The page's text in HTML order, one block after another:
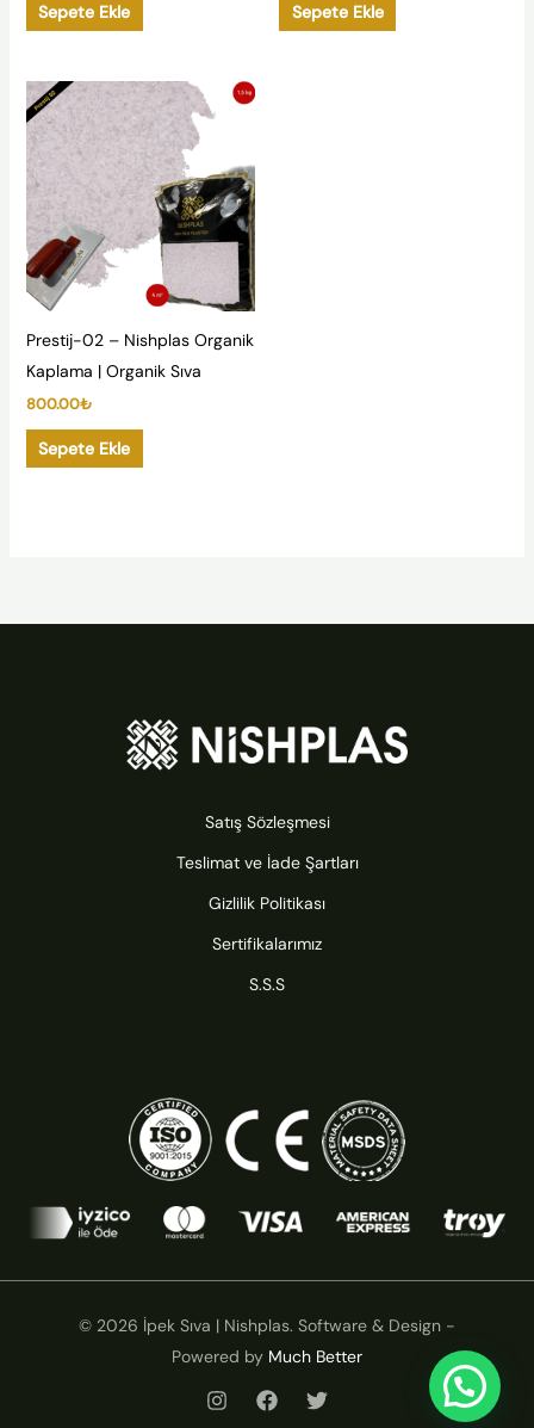
Sepete Ekle Sepete Ekle
Prestij-02 – Nishplas Organik
Kaplama | Organik Sıva
800.00₺
Sepete Ekle
Satış Sözleşmesi
Teslimat ve İade Şartları
Gizlilik Politikası
Sertifikalarımız
S.S.S
© 2026 İpek Sıva | Nishplas. Software & Design -
Powered by Much Better